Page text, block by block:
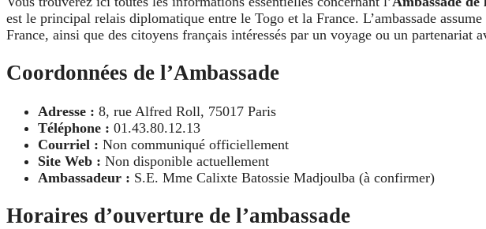
est le principal relais diplomatique entre le Togo et la France. L’ambassade
France, ainsi que des citoyens français intéressés par un voyage ou un partenariat
Coordonnées de l’Ambassade
Adresse : 8, rue Alfred Roll, 75017 Paris
Téléphone : 01.43.80.12.13
Courriel : Non communiqué officiellement
Site Web : Non disponible actuellement
Ambassadeur : S.E. Mme Calixte Batossie Madjoulba (à confirmer)
Horaires d’ouverture de l’ambassade